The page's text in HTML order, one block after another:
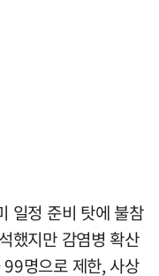
일정 준비 탓에 불참
했지만 감염병 확산
명으로 제한, 사상